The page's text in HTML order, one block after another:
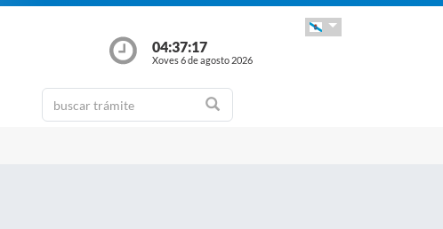
04:37:18
Xoves 6 de agosto 2026